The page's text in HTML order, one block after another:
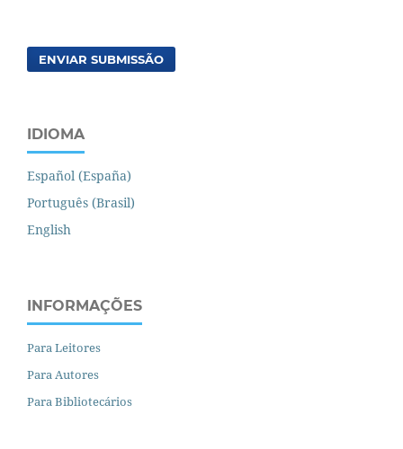
ENVIAR SUBMISSÃO
IDIOMA
Español (España)
Português (Brasil)
English
INFORMAÇÕES
Para Leitores
Para Autores
Para Bibliotecários